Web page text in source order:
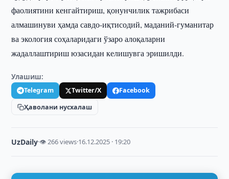
фаолиятини кенгайтириш, қонунчилик тажрибаси
алмашинуви ҳамда савдо-иқтисодий, маданий-гуманитар
ва экология соҳаларидаги ўзаро алоқаларни
жадаллаштириш юзасидан келишувга эришилди.
Улашиш:
Telegram Twitter/X
Facebook
Ҳаволани нусхалаш
UzDaily·👁 266 views·16.12.2025 · 19:20